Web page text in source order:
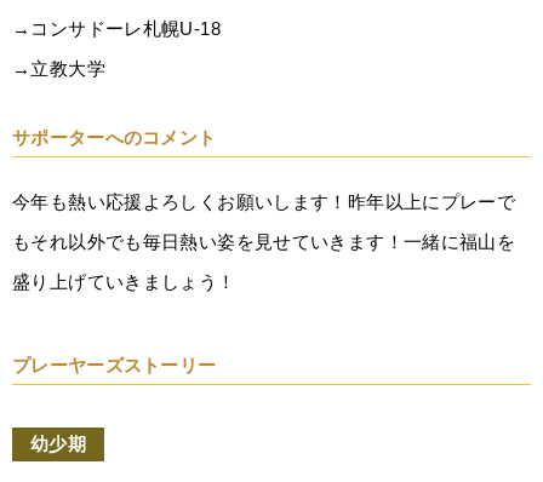
→コンサドーレ札幌U-18
→立教大学
サポーターへのコメント
今年も熱い応援よろしくお願いします！昨年以上にプレーで
もそれ以外でも毎日熱い姿を見せていきます！一緒に福山を
盛り上げていきましょう！
プレーヤーズストーリー
幼少期